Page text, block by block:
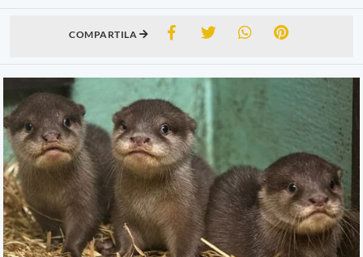
COMPARTILA